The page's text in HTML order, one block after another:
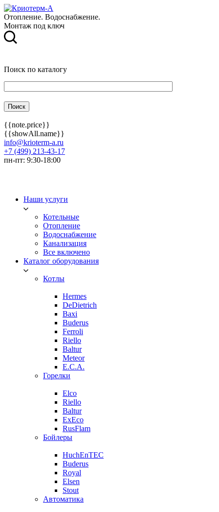
Отопление. Водоснабжение.
Монтаж под ключ
Поиск по каталогу
{{note.price}}
{{showAll.name}}
info@krioterm-a.ru
+7 (499) 213-43-17
пн-пт: 9:30-18:00
Наши услуги
Котельные
Отопление
Водоснабжение
Канализация
Все включено
Каталог оборудования
Котлы
Hermes
DeDietrich
Baxi
Buderus
Ferroli
Riello
Baltur
Meteor
E.C.A.
Горелки
Elco
Riello
Baltur
ExEco
RusFlam
Бойлеры
HuchEnTEC
Buderus
Royal
Elsen
Stout
Автоматика